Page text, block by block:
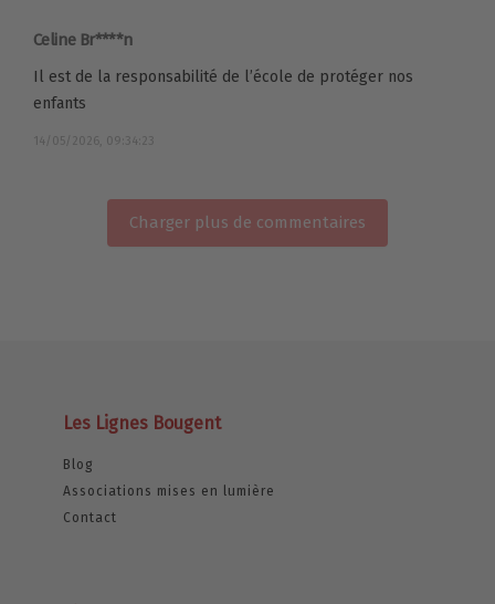
Celine Br****n
Il est de la responsabilité de l’école de protéger nos
enfants
14/05/2026, 09:34:23
Charger plus de commentaires
Les Lignes Bougent
Blog
Associations mises en lumière
Contact